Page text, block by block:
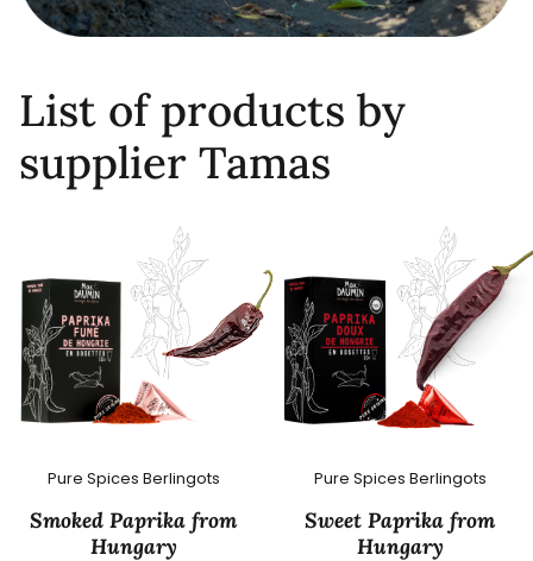
List of products by
supplier Tamas
Pure Spices Berlingots
Smoked Paprika from
Hungary
Pure Spices Berlingots
Sweet Paprika from
Hungary